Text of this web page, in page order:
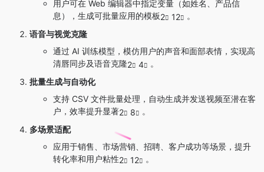
用户可在 Web 编辑器中指定变量（如姓名、产品信
息），生成可批量应用的模板2 12
。
语音与视觉克隆
通过 AI 训练模型，模仿用户的声音和面部表情，实现高
清唇同步及语音克隆2 4
。
批量生成与自动化
支持 CSV 文件批量处理，自动生成并发送视频至潜在客
户，效率提升显著2 8
。
多场景适配
应用于销售、市场营销、招聘、客户成功等场景，提升
转化率和用户粘性2 12 。